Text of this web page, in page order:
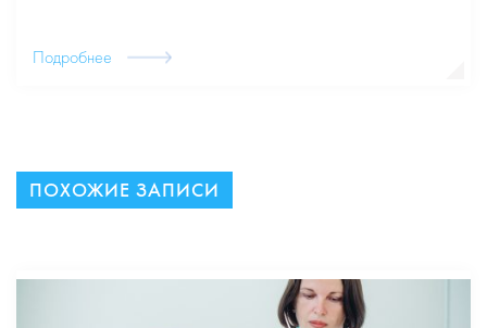
Подробнее
ПОХОЖИЕ ЗАПИСИ